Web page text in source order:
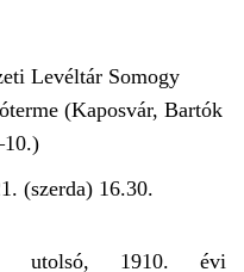
Levéltár Somogy
(Kaposvár, Bartók
(szerda) 16.30.
utolsó, 1910. évi